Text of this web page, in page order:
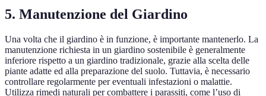
5. Manutenzione del Giardino
Una volta che il giardino è in funzione, è importante mantenerlo. La
manutenzione richiesta in un giardino sostenibile è generalmente
inferiore rispetto a un giardino tradizionale, grazie alla scelta delle
piante adatte ed alla preparazione del suolo. Tuttavia, è necessario
controllare regolarmente per eventuali infestazioni o malattie.
Utilizza rimedi naturali per combattere i parassiti, come l’uso di